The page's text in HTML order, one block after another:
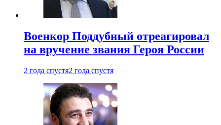
Военкор Поддубный отреагировал
на вручение звания Героя России
2 года спустя2 года спустя